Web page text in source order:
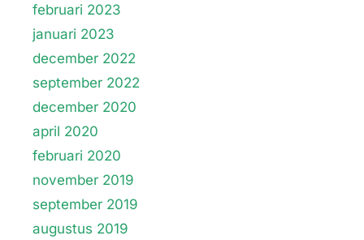
februari 2023
januari 2023
december 2022
september 2022
december 2020
april 2020
februari 2020
november 2019
september 2019
augustus 2019